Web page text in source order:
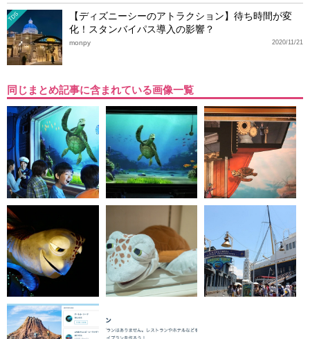
TDS
【ディズニーシーのアトラクション】待ち時間が変
化！スタンバイパス導入の影響？
2020/11/21
monpy
同じまとめ記事に含まれている画像一覧